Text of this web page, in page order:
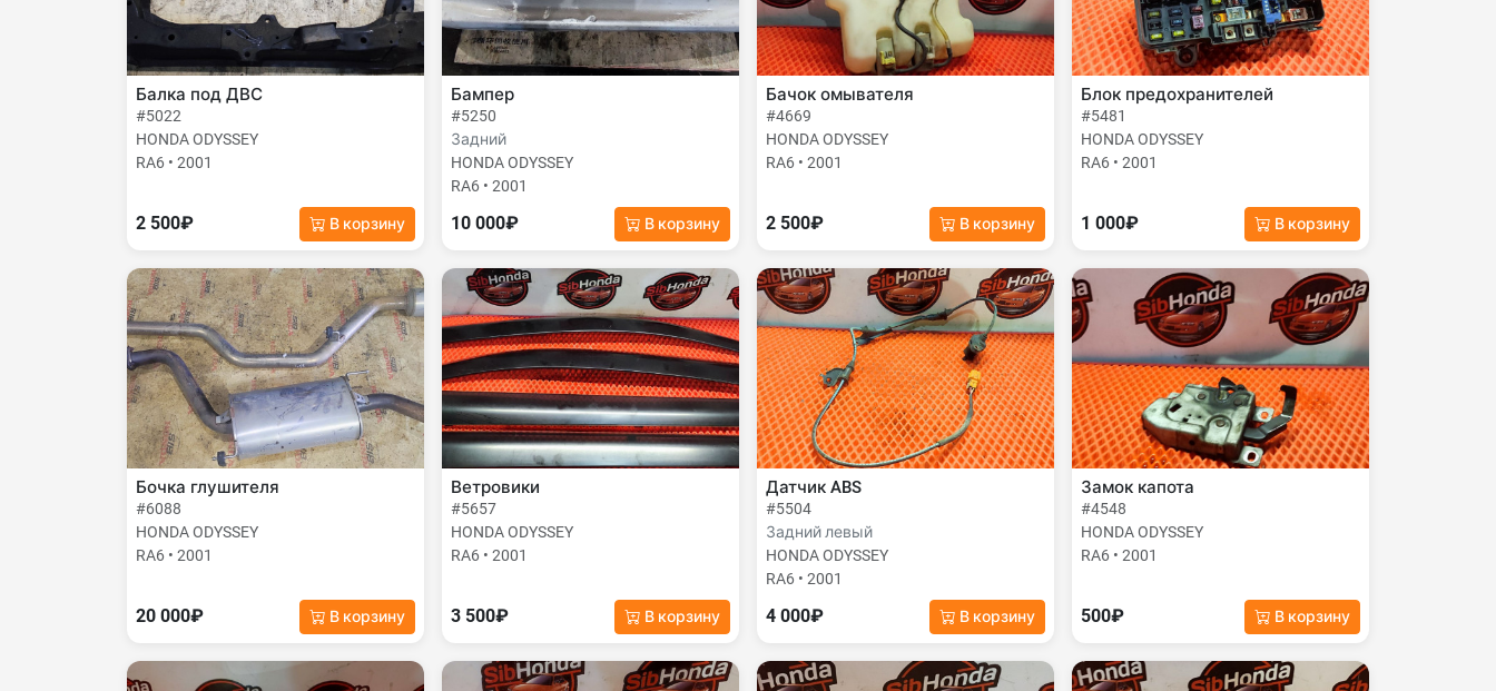
Балка под ДВС
#5022
HONDA ODYSSEY
RA6 • 2001
2 500₽ В корзину
Бампер
#5250
Задний
HONDA ODYSSEY
RA6 • 2001
10 000₽ В корзину
Бачок омывателя
#4669
HONDA ODYSSEY
RA6 • 2001
2 500₽ В корзину
Блок предохранителей
#5481
HONDA ODYSSEY
RA6 • 2001
1 000₽ В корзину
Бочка глушителя
#6088
HONDA ODYSSEY
RA6 • 2001
20 000₽ В корзину
Ветровики
#5657
HONDA ODYSSEY
RA6 • 2001
3 500₽ В корзину
Датчик ABS
#5504
Задний левый
HONDA ODYSSEY
RA6 • 2001
4 000₽ В корзину
Замок капота
#4548
HONDA ODYSSEY
RA6 • 2001
500₽ В корзину